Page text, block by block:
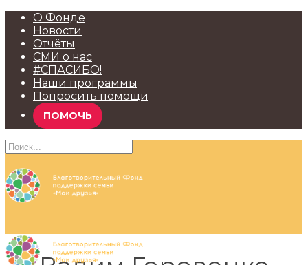
О Фонде
Новости
Отчёты
СМИ о нас
#СПАСИБО!
Наши программы
Попросить помощи
ПОМОЧЬ